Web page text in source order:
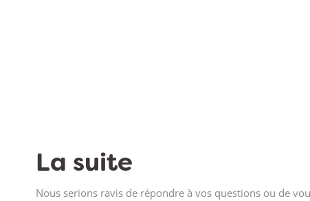
La suite
Nous serions ravis de répondre à vos questions ou de